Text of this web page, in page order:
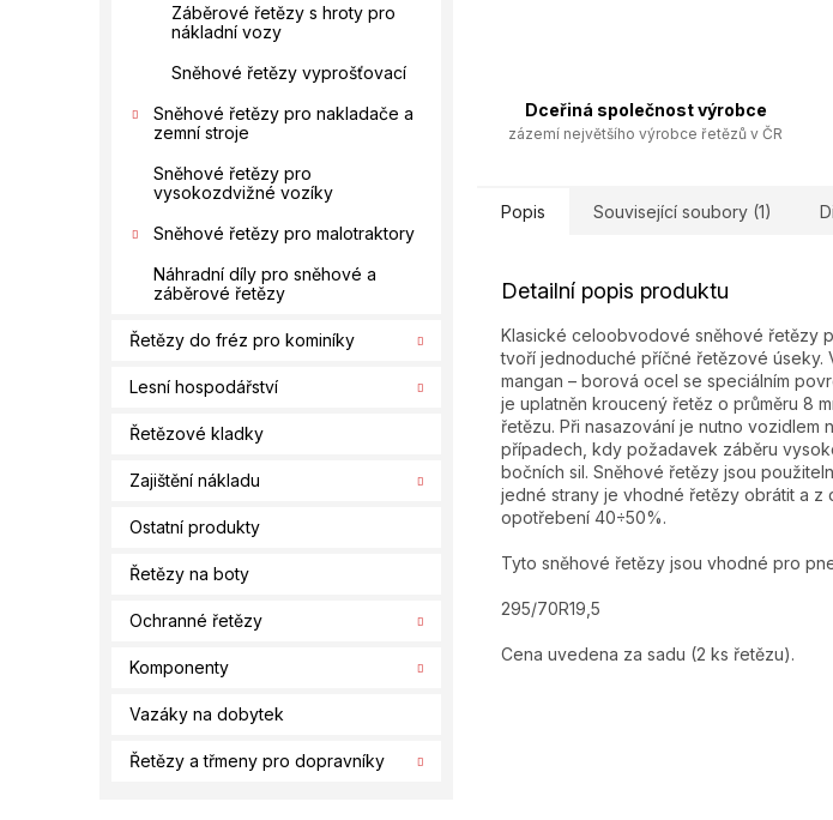
Záběrové řetězy s hroty pro
nákladní vozy
Sněhové řetězy vyprošťovací
Sněhové řetězy pro nakladače a
zemní stroje
Sněhové řetězy pro
vysokozdvižné vozíky
Sněhové řetězy pro malotraktory
Náhradní díly pro sněhové a
záběrové řetězy
Řetězy do fréz pro kominíky
Lesní hospodářství
Řetězové kladky
Zajištění nákladu
Ostatní produkty
Řetězy na boty
Ochranné řetězy
Komponenty
Vazáky na dobytek
Řetězy a třmeny pro dopravníky
Dceřiná společnost výrobce
zázemí největšího výrobce řetězů v ČR
Popis Související soubory (1)
Detailní popis produktu
Klasické celoobvodové sněhové řetězy
tvoří jednoduché příčné řetězové úseky.
mangan – borová ocel se speciálním
je uplatněn kroucený řetěz o průměru 8
řetězu. Při nasazování je nutno vozidlem
případech, kdy požadavek záběru
bočních sil. Sněhové řetězy jsou
jedné strany je vhodné řetězy obrátit a
opotřebení 40÷50%.
Tyto sněhové řetězy jsou vhodné pro
295/70R19,5
Cena uvedena za sadu (2 ks řetězu).